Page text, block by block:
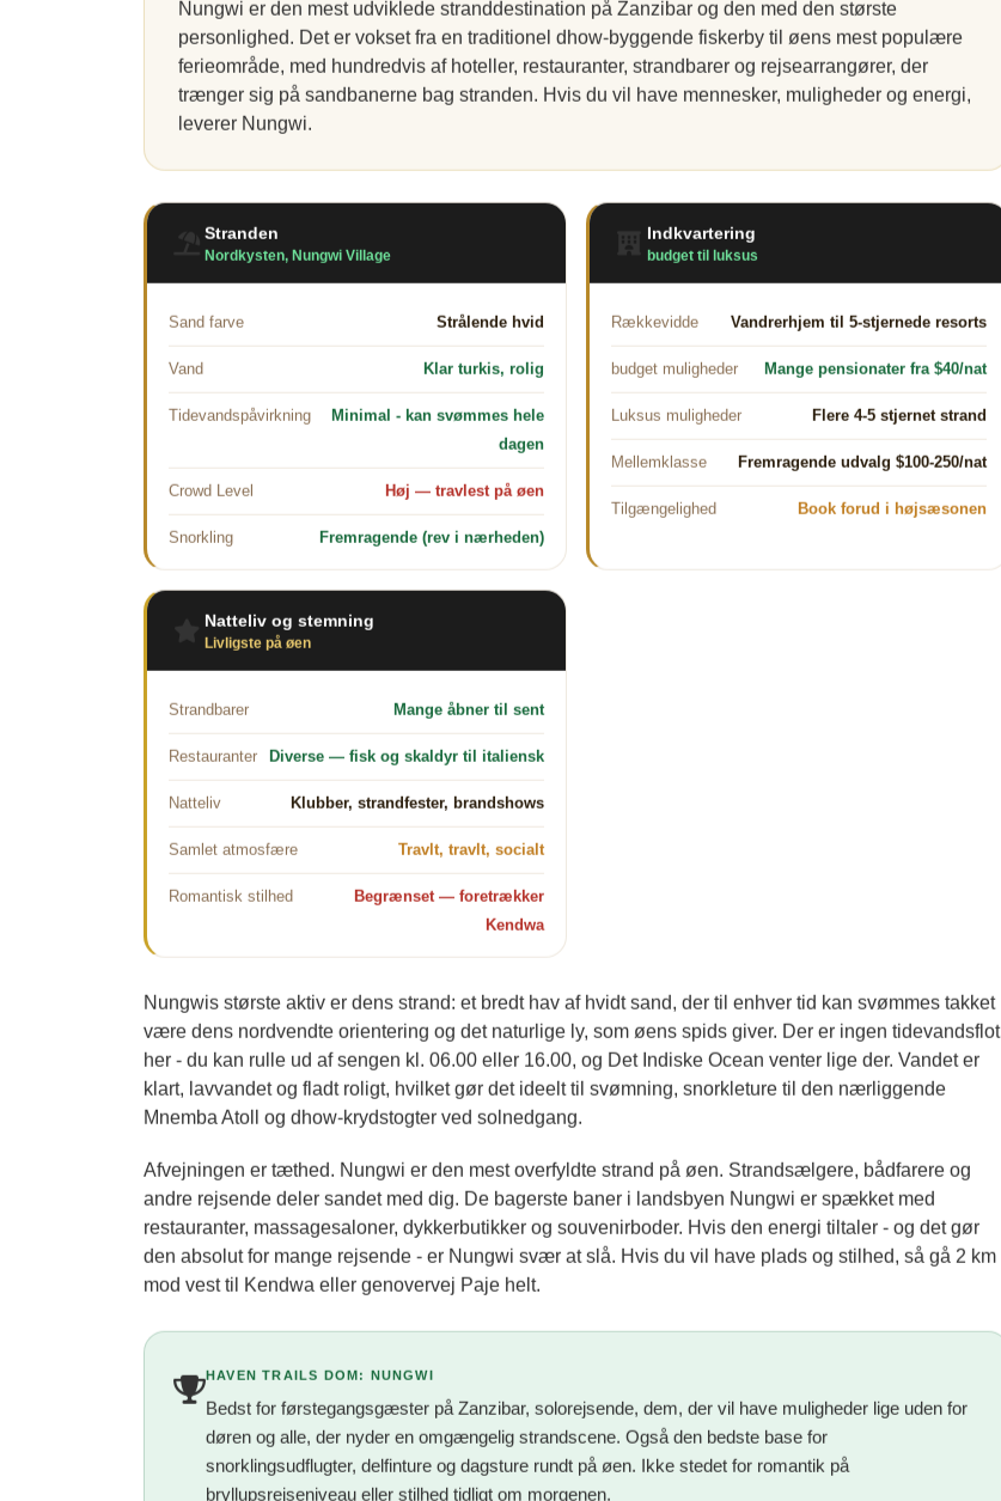
Nungwi er den mest udviklede stranddestination på Zanzibar og den med den største
personlighed. Det er vokset fra en traditionel dhow-byggende fiskerby til øens mest populære
ferieområde, med hundredvis af hoteller, restauranter, strandbarer og rejsearrangører, der
trænger sig på sandbanerne bag stranden. Hvis du vil have mennesker, muligheder og energi,
leverer Nungwi.
Stranden
Nordkysten, Nungwi Village
Sand farve Strålende hvid
Vand Klar turkis, rolig
Tidevandspåvirkning
Minimal - kan svømmes hele
dagen
Crowd Level Høj — travlest på øen
Snorkling Fremragende (rev i nærheden)
Indkvartering
budget til luksus
Rækkevidde Vandrerhjem til 5-stjernede resorts
budget muligheder Mange pensionater fra $40/nat
Luksus muligheder Flere 4-5 stjernet strand
Mellemklasse Fremragende udvalg $100-250/nat
Tilgængelighed Book forud i højsæsonen
Natteliv og stemning
Livligste på øen
Strandbarer Mange åbner til sent
Restauranter Diverse — fisk og skaldyr til italiensk
Natteliv Klubber, strandfester, brandshows
Samlet atmosfære Travlt, travlt, socialt
Romantisk stilhed
Begrænset — foretrækker
Kendwa
Nungwis største aktiv er dens strand: et bredt hav af hvidt sand, der til enhver tid kan svømmes takket
være dens nordvendte orientering og det naturlige ly, som øens spids giver. Der er ingen tidevandsflot
her - du kan rulle ud af sengen kl. 06.00 eller 16.00, og Det Indiske Ocean venter lige der. Vandet er
klart, lavvandet og fladt roligt, hvilket gør det ideelt til svømning, snorkleture til den nærliggende
Mnemba Atoll og dhow-krydstogter ved solnedgang.
Afvejningen er tæthed. Nungwi er den mest overfyldte strand på øen. Strandsælgere, bådfarere og
andre rejsende deler sandet med dig. De bagerste baner i landsbyen Nungwi er spækket med
restauranter, massagesaloner, dykkerbutikker og souvenirboder. Hvis den energi tiltaler - og det gør
den absolut for mange rejsende - er Nungwi svær at slå. Hvis du vil have plads og stilhed, så gå 2 km
mod vest til Kendwa eller genovervej Paje helt.
HAVEN TRAILS DOM: NUNGWI
Bedst for førstegangsgæster på Zanzibar, solorejsende, dem, der vil have muligheder lige uden for
døren og alle, der nyder en omgængelig strandscene. Også den bedste base for
snorklingsudflugter, delfinture og dagsture rundt på øen. Ikke stedet for romantik på
bryllupsrejseniveau eller stilhed tidligt om morgenen.